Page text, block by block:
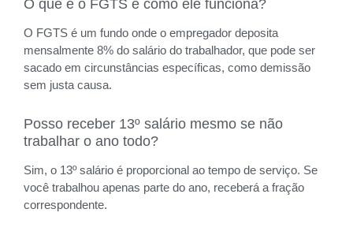
O que é o FGTS e como ele funciona?
O FGTS é um fundo onde o empregador deposita
mensalmente 8% do salário do trabalhador, que pode ser
sacado em circunstâncias específicas, como demissão
sem justa causa.
Posso receber 13º salário mesmo se não
trabalhar o ano todo?
Sim, o 13º salário é proporcional ao tempo de serviço. Se
você trabalhou apenas parte do ano, receberá a fração
correspondente.